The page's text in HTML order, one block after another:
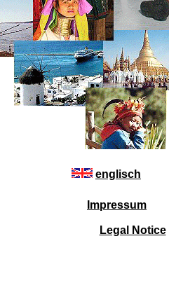
englisch
Impressum
Legal Notice